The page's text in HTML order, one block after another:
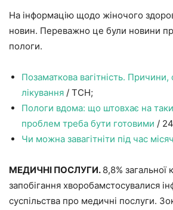
На інформацію щодо жіночого
новин. Переважно це були новини
пологи.
Позаматкова вагітність. Причини,
лікування / ТСН;
Пологи вдома: що штовхає на
проблем треба бути готовими /
Чи можна завагітніти під час
МЕДИЧНІ ПОСЛУГИ. 8,8% загальної
запобігання хворобамстосувалися
суспільства про медичні послуги.